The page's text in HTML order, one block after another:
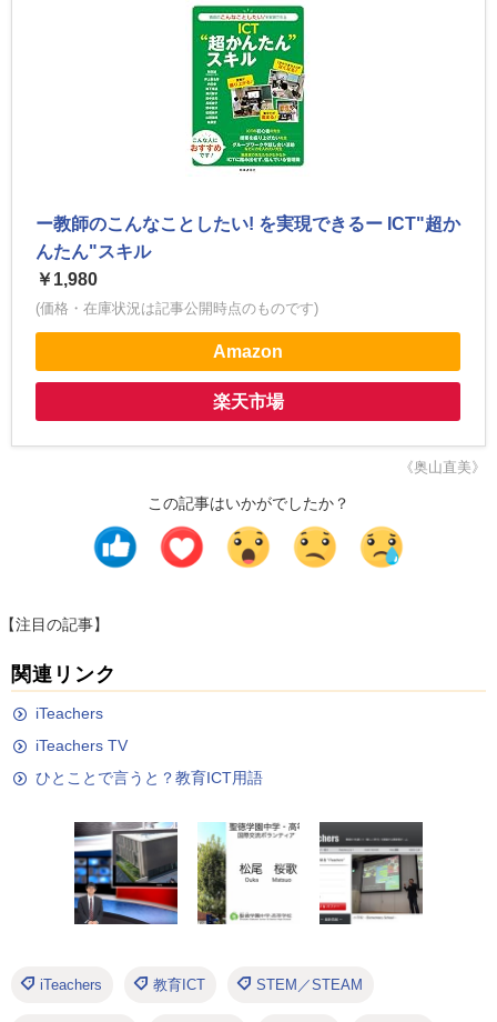
ー教師のこんなことしたい! を実現できるー ICT"超か
んたん"スキル
￥1,980
(価格・在庫状況は記事公開時点のものです)
Amazon
楽天市場
《奥山直美》
この記事はいかがでしたか？
【注目の記事】
関連リンク
iTeachers
iTeachers TV
ひとことで言うと？教育ICT用語
iTeachers 教育ICT STEM／STEAM